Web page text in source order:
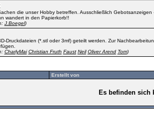
die unser Hobby betreffen. Ausschließlich Gebotsanzeigen
wandert in den Papierkorb!!
J.Boegel)
Druckdateien (*.stl oder 3mf) geteilt werden. Zur
CharlyMai Christian Fruth Faust Neil Oliver Arend Tom)
Erstellt von
Es befinden sich